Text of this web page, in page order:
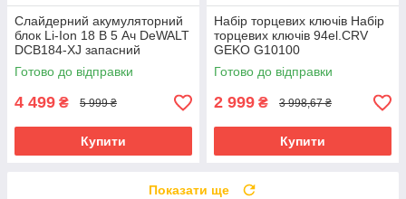
Слайдерний акумуляторний
блок Li-Ion 18 В 5 Ач DeWALT
DCB184-XJ запасний
акумулятор для
електроінструменту АКБ лі-
іон
Готово до відправки
4 499 ₴ 5 999 ₴
Купити
Набір торцевих ключів Набір
торцевих ключів 94el.CRV
GEKO G10100
Готово до відправки
2 999 ₴ 3 998,67 ₴
Купити
Показати ще